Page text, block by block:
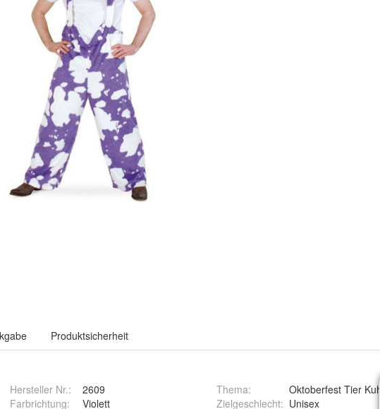
Produktsicherheit
Hersteller Nr.:
2609
Farbrichtung:
Violett
Thema:
Oktoberfest Tier Kuh
Zielgeschlecht: Unisex